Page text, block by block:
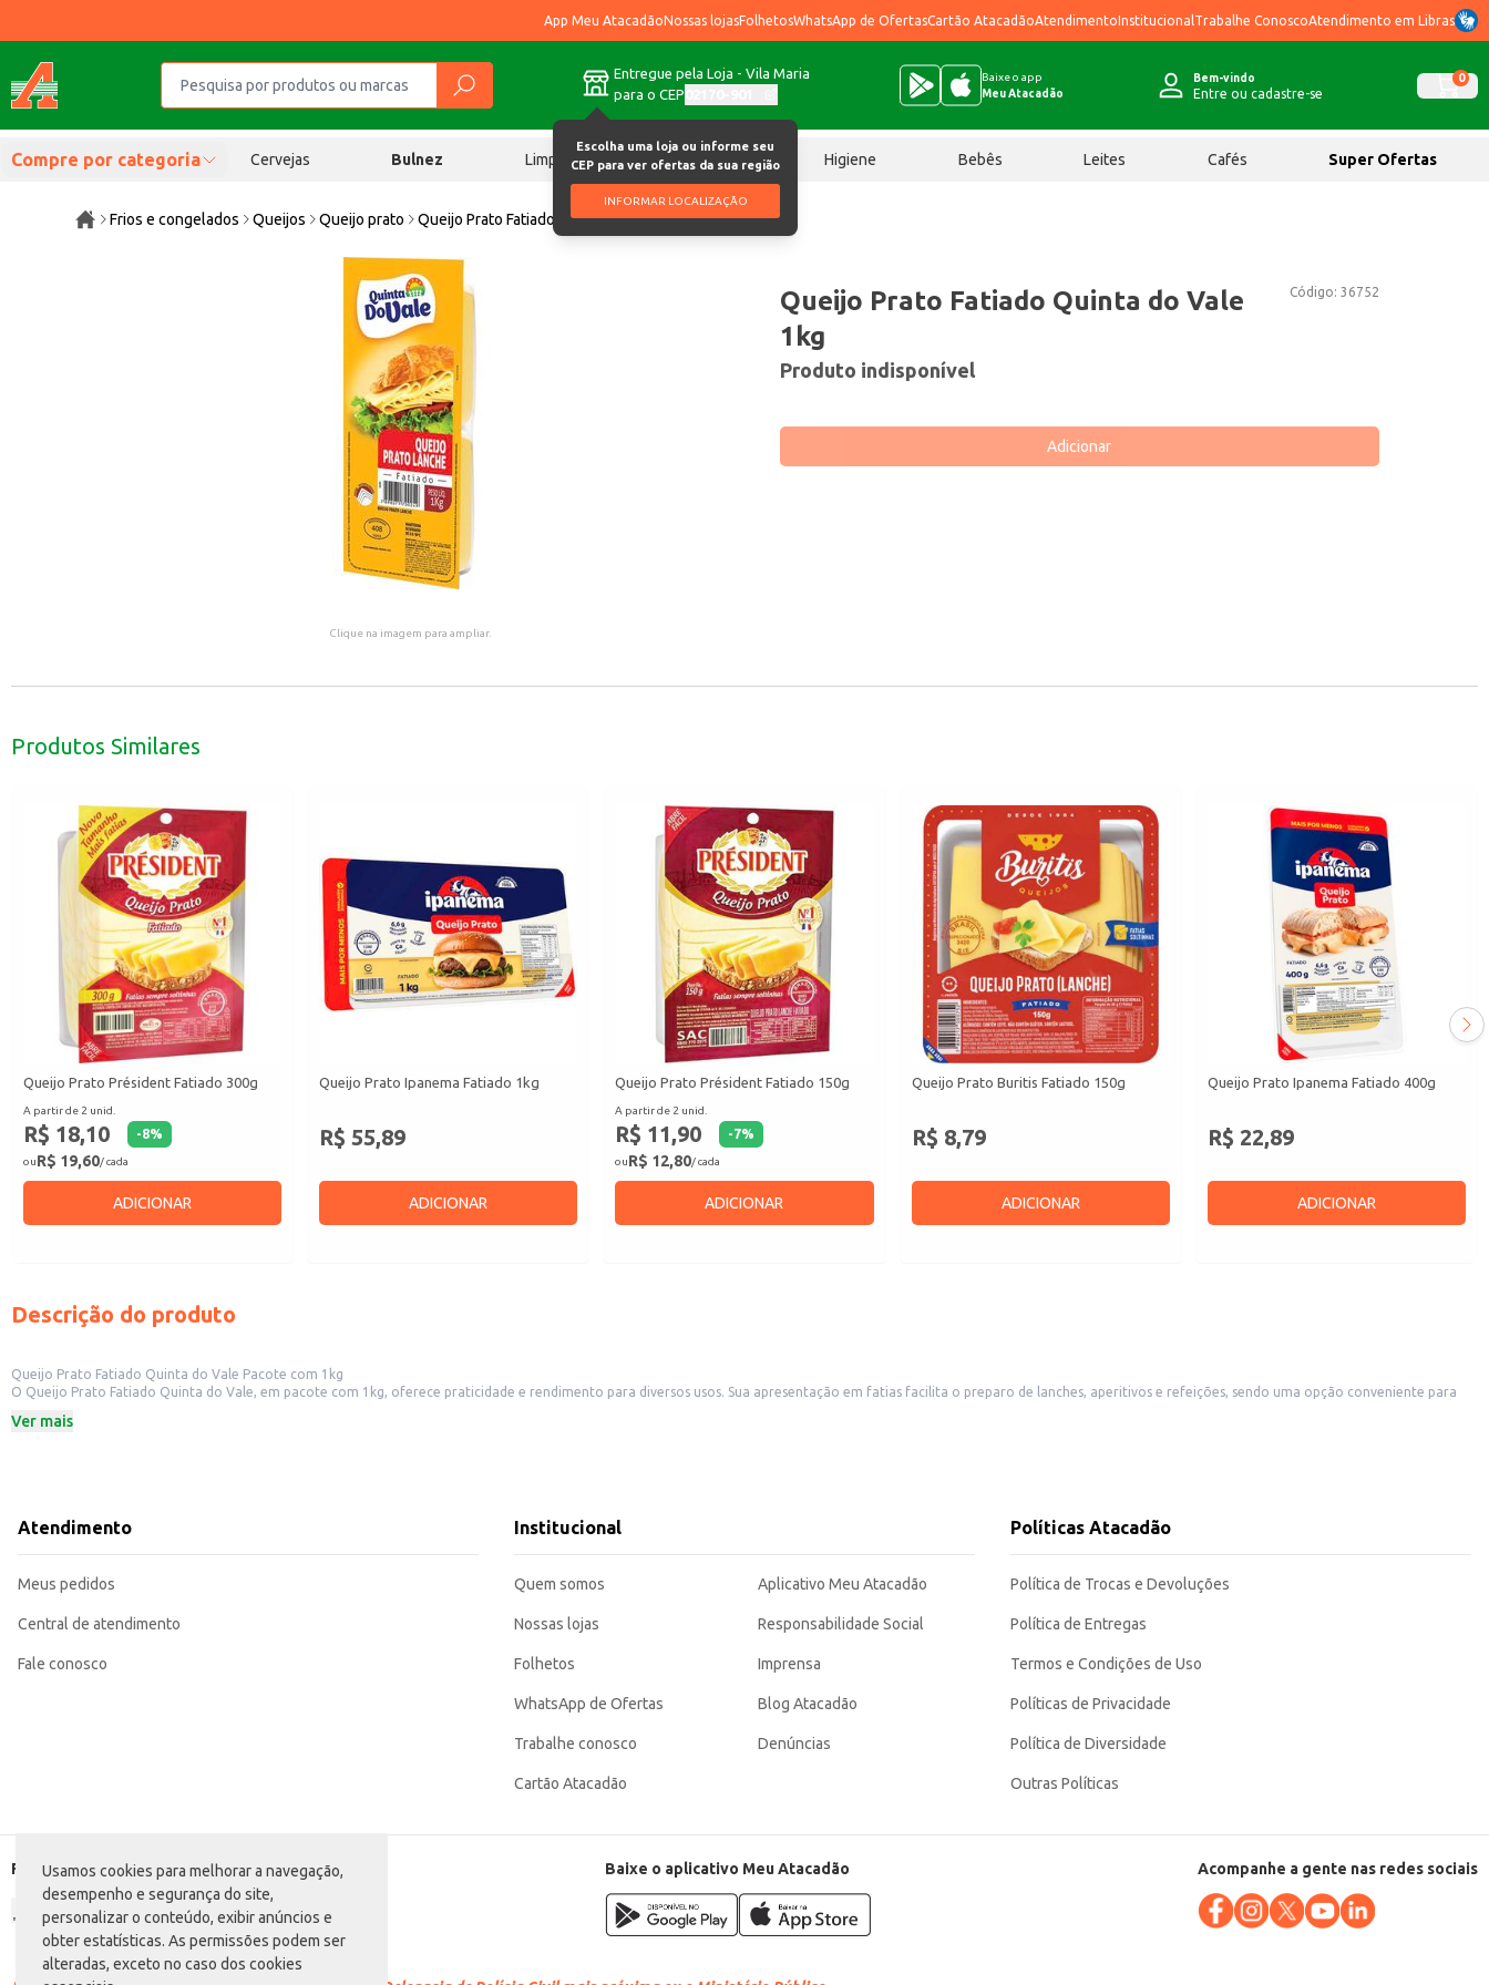
Usamos cookies para melhorar a navegação,
desempenho e segurança do site,
personalizar o conteúdo, exibir anúncios e
obter estatísticas. As permissões podem ser
alteradas, exceto no caso dos cookies
App Meu AtacadãoNossas lojasFolhetosWhatsApp de OfertasCartão AtacadãoAtendimentoInstitucional Trabalhe ConoscoAtendimento em Libras
Entregue pela Loja - Vila Maria
para o CEP
Escolha uma loja ou informe seu
CEP para ver ofertas da sua região
INFORMAR LOCALIZAÇÃO
Baixe o app
Meu Atacadão
Bem-vindo
Entre ou cadastre-se
0
Compre por categoria Cervejas Bulnez Limpeza Chocolates Higiene Bebês Leites Cafés Super Ofertas
Frios e congelados Queijos Queijo prato Queijo Prato Fatiado Quinta do Vale 1kg
Clique na imagem para ampliar.
Código: 36752
Queijo Prato Fatiado Quinta do Vale
1kg
Produto indisponível
Adicionar
Produtos Similares
Queijo Prato Président Fatiado 300g
A partir de 2 unid.
R$ 18,10 -8%
ouR$ 19,60/ cada
ADICIONAR
Queijo Prato Ipanema Fatiado 1kg
R$ 55,89
ADICIONAR
Queijo Prato Président Fatiado 150g
A partir de 2 unid.
R$ 11,90 -7%
ouR$ 12,80/ cada
ADICIONAR
Queijo Prato Buritis Fatiado 150g
R$ 8,79
ADICIONAR
Queijo Prato Ipanema Fatiado 400g
R$ 22,89
ADICIONAR
Descrição do produto
Queijo Prato Fatiado Quinta do Vale Pacote com 1kg
O Queijo Prato Fatiado Quinta do Vale, em pacote com 1kg, oferece praticidade e rendimento para diversos usos. Sua apresentação em fatias facilita o preparo de lanches, aperitivos e refeições, sendo uma opção conveniente para
Dicas de uso:
O Queijo Prato Fatiado Quinta do Vale em pacote de 1kg proporciona praticidade e eficiência, seja para uso em estabelecimentos comerciais ou no lar, atendendo às necessidades de diversos tipos de consumidores e estabelecimentos.
Marca: Quinta do Vale
Categoria: Queijo prato
EAN: 7898071700249
Ver mais
Atendimento
Meus pedidos
Central de atendimento
Fale conosco
Institucional
Quem somos
Nossas lojas
Folhetos
WhatsApp de Ofertas
Trabalhe conosco
Cartão Atacadão
Aplicativo Meu Atacadão
Responsabilidade Social
Imprensa
Blog Atacadão
Denúncias
Políticas Atacadão
Política de Trocas e Devoluções
Política de Entregas
Termos e Condições de Uso
Políticas de Privacidade
Política de Diversidade
Outras Políticas
Formas de pagamento Baixe o aplicativo Meu Atacadão Acompanhe a gente nas redes sociais